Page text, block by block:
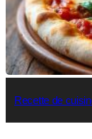
Recette de